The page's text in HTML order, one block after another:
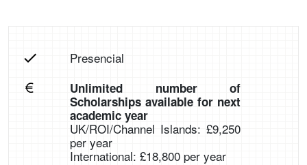
Presencial
Unlimited number of
Scholarships available for next
academic year
UK/ROI/Channel Islands: £9,250
per year
International: £18,800 per year